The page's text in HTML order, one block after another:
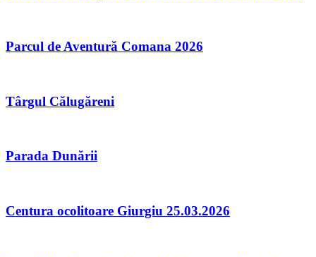
Parcul de Aventură Comana 2026
Târgul Călugăreni
Parada Dunării
Centura ocolitoare Giurgiu 25.03.2026